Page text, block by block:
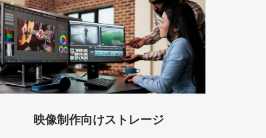
映像制作向けストレージ